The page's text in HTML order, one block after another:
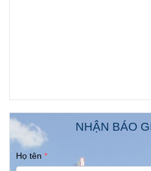
NHẬN BÁO
Họ tên